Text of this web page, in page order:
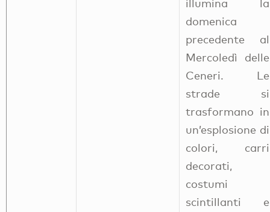
illumina la
domenica
precedente al
Mercoledì delle
Ceneri. Le
strade si
trasformano in
un’esplosione di
colori, carri
decorati,
costumi
scintillanti e